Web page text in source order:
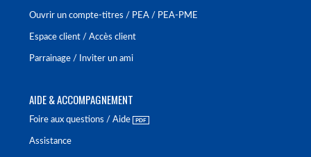
Ouvrir un compte-titres / PEA / PEA-PME
Espace client / Accès client
Parrainage / Inviter un ami
AIDE & ACCOMPAGNEMENT
Foire aux questions / Aide
Assistance